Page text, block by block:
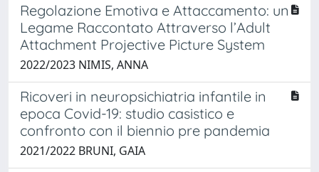
Regolazione Emotiva e Attaccamento: un
Legame Raccontato Attraverso l’Adult
Attachment Projective Picture System
2022/2023 NIMIS, ANNA
Ricoveri in neuropsichiatria infantile in
epoca Covid-19: studio casistico e
confronto con il biennio pre pandemia
2021/2022 BRUNI, GAIA